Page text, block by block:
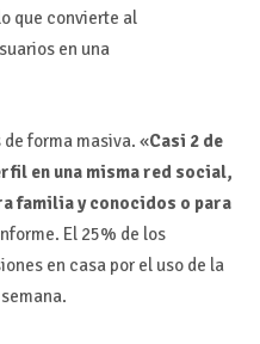
que convierte al
en una
forma masiva. «Casi 2 de
en una misma red social,
familia y conocidos o para
El 25% de los
en casa por el uso de la